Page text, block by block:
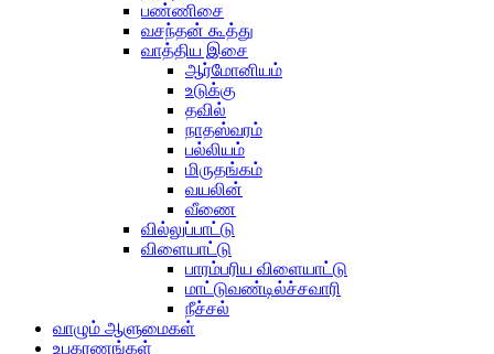
பண்ணிசை
வசந்தன் கூத்து
வாத்திய இசை
ஆர்மோனியம்
உடுக்கு
தவில்
நாதஸ்வரம்
பல்லியம்
மிருதங்கம்
வயலின்
வீணை
வில்லுப்பாட்டு
விளையாட்டு
பாரம்பரிய விளையாட்டு
மாட்டுவண்டில்ச்சவாரி
நீச்சல்
வாழும் ஆளுமைகள்
உபகரணங்கள்